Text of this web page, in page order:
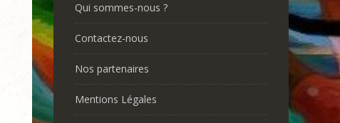
Qui sommes-nous ?
Contactez-nous
Nos partenaires
Mentions Légales